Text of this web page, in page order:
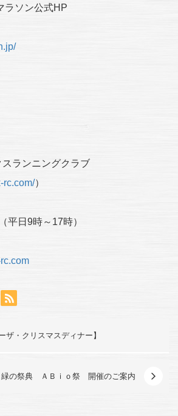
ラソン公式HP
ランニングクラブ
rc.com/）
平日9時～17時）
ザ・クリスマスディナー】
緑の祭典 ＡＢｉｏ祭 開催のご案内